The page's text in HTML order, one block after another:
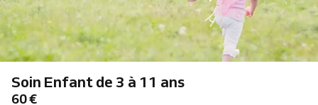
Soin Enfant de 3 à 11 ans
60 €